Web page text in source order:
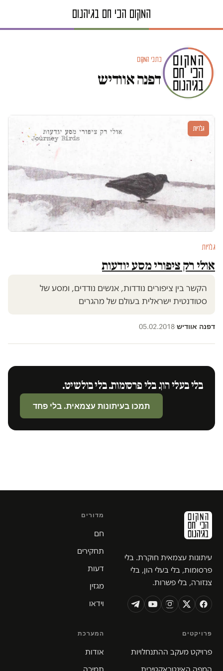
כתבי המקום
דפנה אוודיש
גלריות
גלריות
אולי רק ציפורי מסע יודעות
הקשר בין ציפורים נודדות, אנשים נודדים, ומסע של
סטודנטית ישראלית בעולם של מהגרים
דפנה אוודיש·
05.02.2018
בלי בעלי הון. בלי פרסומות. בלי בולשיט.
תמכו בעיתונות עצמאית. בלי פחד
עיתונות עצמאית חוקרת. בלי
פרסומות, בלי בעלי הון, בלי
צנזורה, בלי פשרות.
מדורים
חם
תחקירים
דעות
מגזין
וידאו
פרויקטים
פרויקט מעקב ההתנחלויות
המערכת
אודות